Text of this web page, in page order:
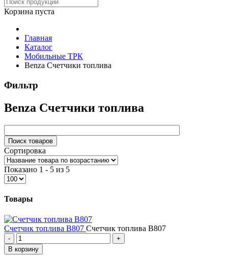
Корзина пуста
Главная
Каталог
Мобильные ТРК
Benza Счетчики топлива
Фильтр
Benza Счетчики топлива
Сортировка
Показано 1 - 5 из 5
Товары
Счетчик топлива B807 Счетчик топлива B807